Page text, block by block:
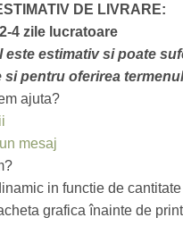
DE LIVRARE:
4 zile lucratoare
este estimativ si poate
si pentru oferirea
ajuta?
mesaj
in functie de
grafica înainte de print